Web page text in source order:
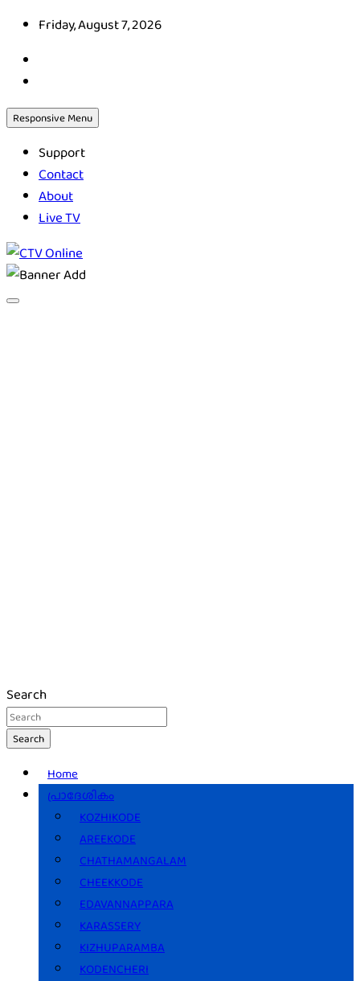
Skip
content
Friday, August 7, 2026
Responsive Menu
Support
Contact
About
Live TV
CTV Online
Search
Search
Home
പ്രാദേശികം
KOZHIKODE
AREEKODE
CHATHAMANGALAM
CHEEKKODE
EDAVANNAPPARA
KARASSERY
KIZHUPARAMBA
KODENCHERI